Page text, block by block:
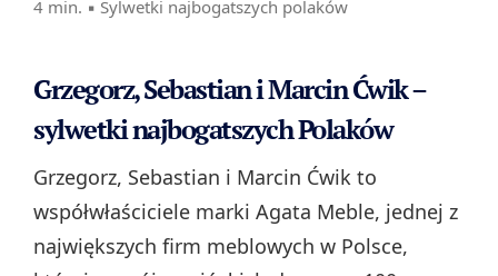
4 min. ▪ Sylwetki najbogatszych polaków
Grzegorz, Sebastian i Marcin Ćwik –
sylwetki najbogatszych Polaków
Grzegorz, Sebastian i Marcin Ćwik to
współwłaściciele marki Agata Meble, jednej z
największych firm meblowych w Polsce,